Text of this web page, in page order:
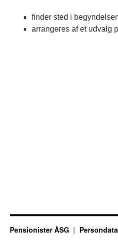
finder sted i
arrangeres af et udvalg
Pensionister ÅSG